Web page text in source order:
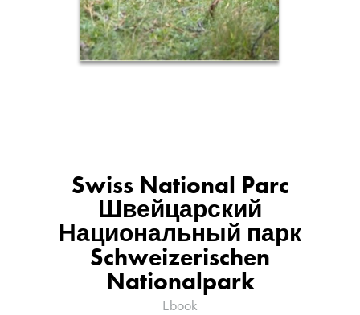
Swiss National Parc
Швейцарский
Национальный парк
Schweizerischen
Nationalpark
Ebook